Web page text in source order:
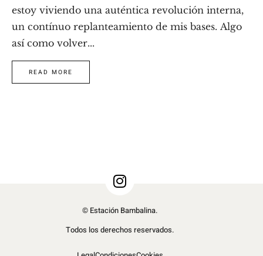
estoy viviendo una auténtica revolución interna,
un contínuo replanteamiento de mis bases. Algo
así como volver...
READ MORE
© Estación Bambalina.
Todos los derechos reservados.